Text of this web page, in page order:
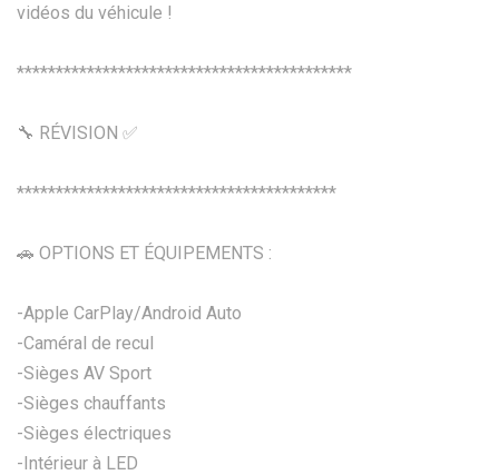
vidéos du véhicule !
*******************************************
🔧 RÉVISION ✅
*****************************************
🚗 OPTIONS ET ÉQUIPEMENTS :
-Apple CarPlay/Android Auto
-Caméral de recul
-Sièges AV Sport
-Sièges chauffants
-Sièges électriques
-Intérieur à LED